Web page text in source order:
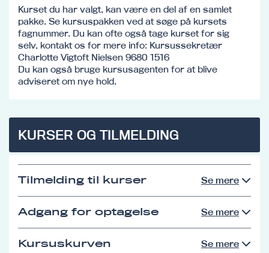
Kurset du har valgt, kan være en del af en samlet
pakke. Se kursuspakken ved at søge på kursets
fagnummer. Du kan ofte også tage kurset for sig
selv, kontakt os for mere info: Kursussekretær
Charlotte Vigtoft Nielsen 9680 1516
Du kan også bruge kursusagenten for at blive
adviseret om nye hold.
KURSER OG TILMELDING
Tilmelding til kurser Se mere
Adgang for optagelse Se mere
Kursuskurven Se mere